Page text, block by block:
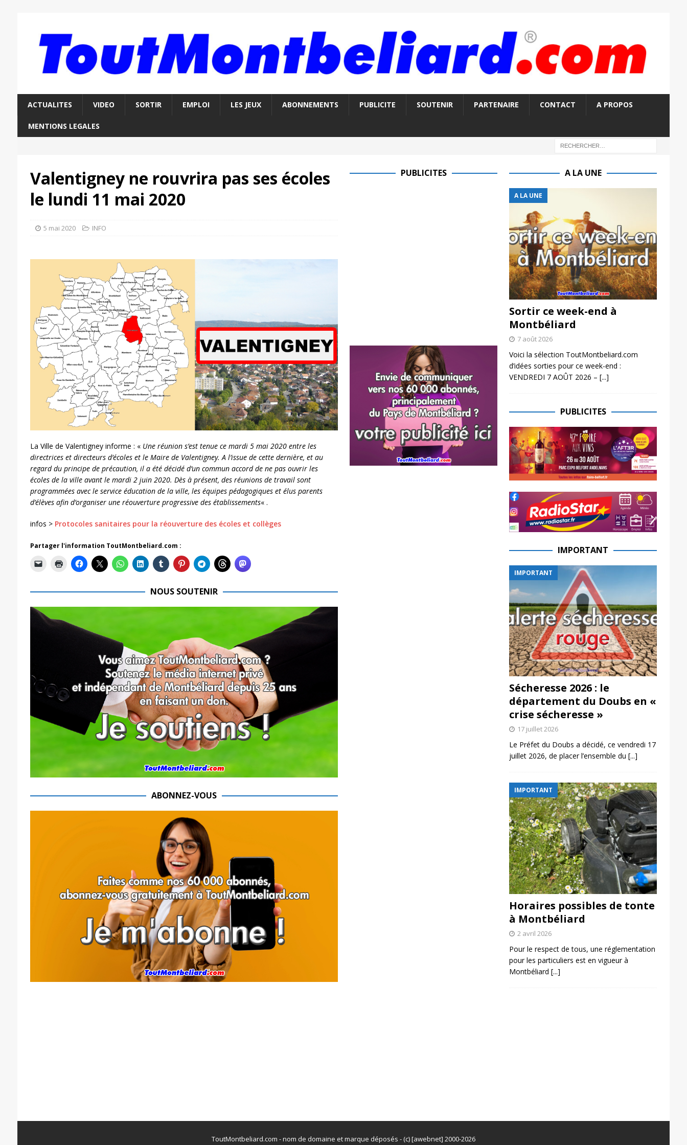
ACTUALITES VIDEO SORTIR EMPLOI LES JEUX ABONNEMENTS PUBLICITE SOUTENIR PARTENAIRE CONTACT A PROPOS
MENTIONS LEGALES
Valentigney ne rouvrira pas ses écoles
le lundi 11 mai 2020
5 mai 2020 INFO
La Ville de Valentigney informe : « Une réunion s’est tenue ce mardi 5 mai 2020 entre les
directrices et directeurs d’écoles et le Maire de Valentigney. A l’issue de cette dernière, et au
regard du principe de précaution, il a été décidé d’un commun accord de ne pas ouvrir les
écoles de la ville avant le mardi 2 juin 2020. Dès à présent, des réunions de travail sont
programmées avec le service éducation de la ville, les équipes pédagogiques et élus parents
d’élèves afin d’organiser une réouverture progressive des établissements« .
infos > Protocoles sanitaires pour la réouverture des écoles et collèges
Partager l'information ToutMontbeliard.com :
NOUS SOUTENIR
ABONNEZ-VOUS
PUBLICITES A LA UNE
A LA UNE
Sortir ce week-end à
Montbéliard
7 août 2026
Voici la sélection ToutMontbeliard.com
d’idées sorties pour ce week-end :
VENDREDI 7 AOÛT 2026 – [...]
PUBLICITES
IMPORTANT
IMPORTANT
Sécheresse 2026 : le
département du Doubs en «
crise sécheresse »
17 juillet 2026
Le Préfet du Doubs a décidé, ce vendredi 17
juillet 2026, de placer l’ensemble du [...]
IMPORTANT
Horaires possibles de tonte
à Montbéliard
2 avril 2026
Pour le respect de tous, une réglementation
pour les particuliers est en vigueur à
Montbéliard [...]
ToutMontbeliard.com - nom de domaine et marque déposés - (c) [awebnet] 2000-2026